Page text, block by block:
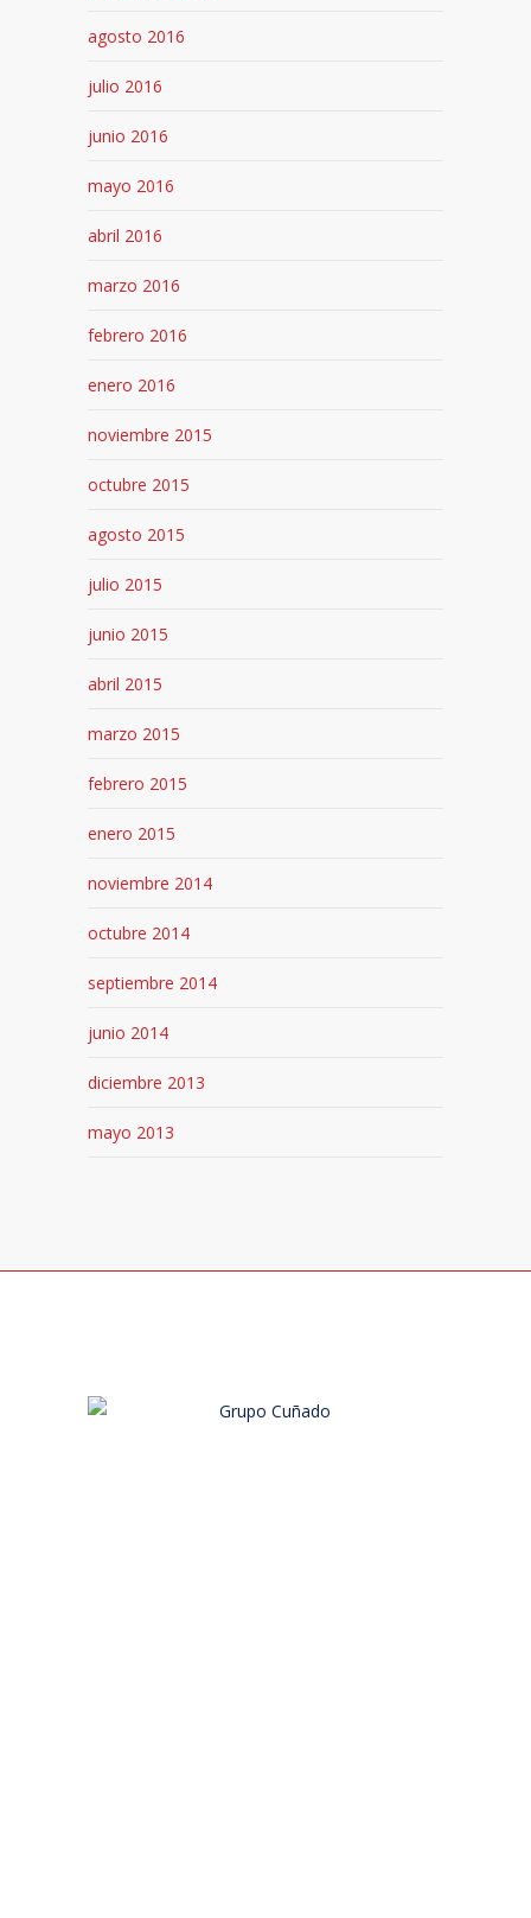
agosto 2016
julio 2016
junio 2016
mayo 2016
abril 2016
marzo 2016
febrero 2016
enero 2016
noviembre 2015
octubre 2015
agosto 2015
julio 2015
junio 2015
abril 2015
marzo 2015
febrero 2015
enero 2015
noviembre 2014
octubre 2014
septiembre 2014
junio 2014
diciembre 2013
mayo 2013